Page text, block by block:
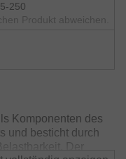
250
Produkt abweichen.
Komponenten des
und besticht durch
Der